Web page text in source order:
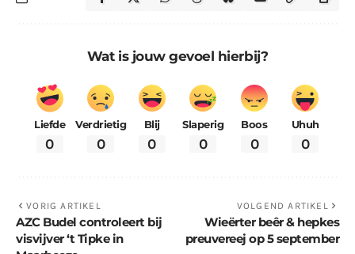
Wat is jouw gevoel hierbij?
Liefde
0
Verdrietig
0
Blij
0
Slaperig
0
Boos
0
Uhuh
0
VORIG ARTIKEL
AZC Budel controleert bij
visvijver ‘t Tipke in
VOLGEND ARTIKEL
Wieërter beêr & hepkes
preuvereej op 5 september